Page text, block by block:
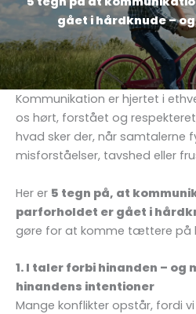
gået i hårdknude –
Kommunikation er hjertet i
os hørt, forstået og
hvad sker der, når samtalerne
misforståelser, tavshed eller
Her er 5 tegn på, at
parforholdet er gået i
gøre for at komme tættere på
1. I taler forbi hinanden –
hinandens intentioner
Mange konflikter opstår, fordi vi